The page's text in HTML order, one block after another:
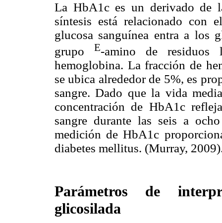
La HbA1c es un derivado de
síntesis está relacionado con
glucosa sanguínea entra a los
grupo
E-amino de
hemoglobina. La fracción de
se ubica alrededor de 5%, es
sangre. Dado que la vida
concentración de HbA1c
sangre durante las seis a
medición de HbA1c
diabetes mellitus. (Murray,
Parámetros de
glicosilada